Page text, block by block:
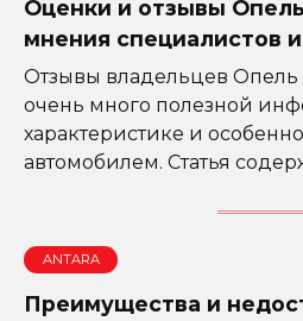
Оценки и отзывы
мнения специалистов
Отзывы владельцев Опель
очень много полезной
характеристике и
автомобилем. Статья
ANTARA
Преимущества и